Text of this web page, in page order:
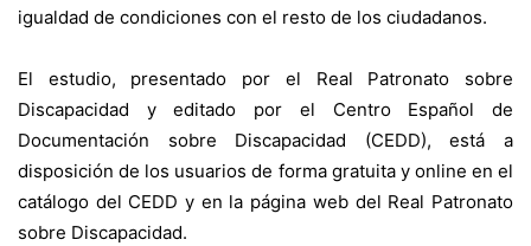
igualdad de condiciones con el resto de los ciudadanos.
El estudio, presentado por el Real Patronato sobre
Discapacidad y editado por el Centro Español de
Documentación sobre Discapacidad (CEDD), está a
disposición de los usuarios de forma gratuita y online en el
catálogo del CEDD y en la página web del Real Patronato
sobre Discapacidad.